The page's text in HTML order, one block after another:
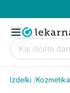
Izdelki /Kozmetika